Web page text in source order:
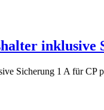
inklusive
Sicherung 1 A für